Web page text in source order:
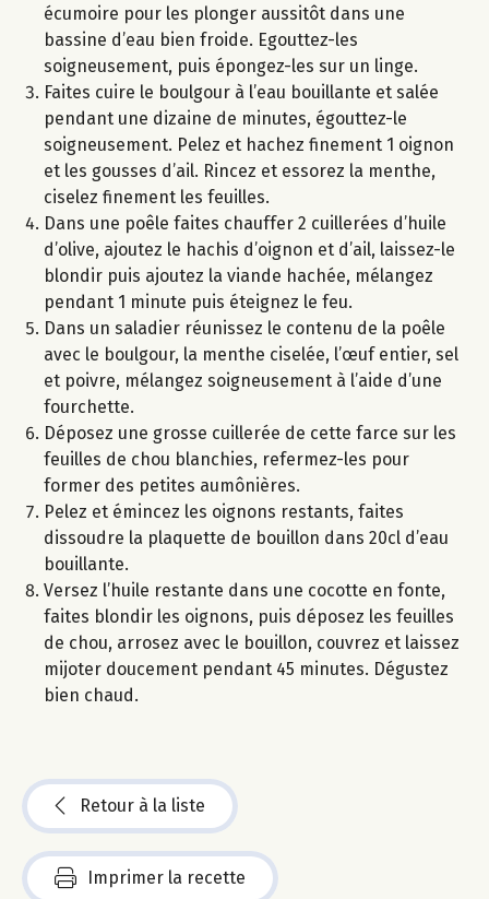
écumoire pour les plonger aussitôt dans une
bassine d’eau bien froide. Egouttez-les
soigneusement, puis épongez-les sur un linge.
Faites cuire le boulgour à l’eau bouillante et salée
pendant une dizaine de minutes, égouttez-le
soigneusement. Pelez et hachez finement 1 oignon
et les gousses d’ail. Rincez et essorez la menthe,
ciselez finement les feuilles.
Dans une poêle faites chauffer 2 cuillerées d’huile
d’olive, ajoutez le hachis d’oignon et d’ail, laissez-le
blondir puis ajoutez la viande hachée, mélangez
pendant 1 minute puis éteignez le feu.
Dans un saladier réunissez le contenu de la poêle
avec le boulgour, la menthe ciselée, l’œuf entier, sel
et poivre, mélangez soigneusement à l’aide d’une
fourchette.
Déposez une grosse cuillerée de cette farce sur les
feuilles de chou blanchies, refermez-les pour
former des petites aumônières.
Pelez et émincez les oignons restants, faites
dissoudre la plaquette de bouillon dans 20cl d’eau
bouillante.
Versez l’huile restante dans une cocotte en fonte,
faites blondir les oignons, puis déposez les feuilles
de chou, arrosez avec le bouillon, couvrez et laissez
mijoter doucement pendant 45 minutes. Dégustez
bien chaud.
Retour à la liste
Imprimer la recette